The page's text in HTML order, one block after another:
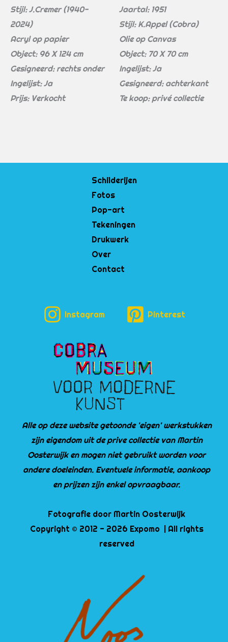
Stijl: J.Cremer (1940-
2024)
Acryl op papier
Object: 96 X 124 cm
Gesigneerd: rechts onder
Ingelijst: Ja
Prijs: Verkocht
Jaartal: 1951
Stijl: K.Appel (Cobra)
Olie op Canvas
Object: 70 X 70 cm
Ingelijst: Ja
Gesigneerd: achterkant
Te koop: privé collectie
Schilderijen
Fotos
Pop-art
Tekeningen
Drukwerk
Over
Contact
Instagram Pinterest
Alle op deze website getoonde 'eigen' werkstukken
zijn eigendom uit de prive collectie van Martin
Oosterwijk en mogen niet gebruikt worden voor
andere doeleinden. Eventuele informatie, aankoop
en prijzen zijn enkel opvraagbaar.
Fotografie door Martin Oosterwijk
Copyright © 2012 - 2026 Expomo | All rights
reserved